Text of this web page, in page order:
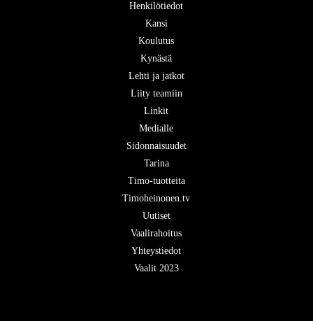
Henkilötiedot
Kansi
Koulutus
Kynästä
Lehti ja jatkot
Liity teamiin
Linkit
Medialle
Sidonnaisuudet
Tarina
Timo-tuotteita
Timoheinonen.tv
Uutiset
Vaalirahoitus
Yhteystiedot
Vaalit 2023